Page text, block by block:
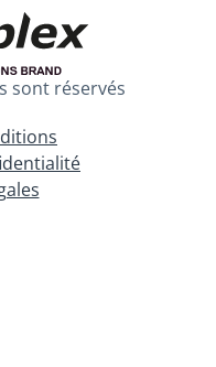
sont réservés